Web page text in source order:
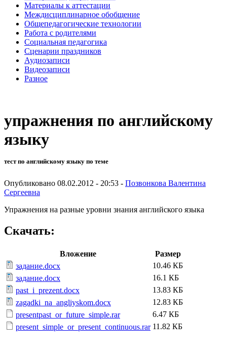
Материалы к аттестации
Междисциплинарное обобщение
Общепедагогические технологии
Работа с родителями
Социальная педагогика
Сценарии праздников
Аудиозаписи
Видеозаписи
Разное
упражнения по английскому
языку
тест по английскому языку по теме
Опубликовано 08.02.2012 - 20:53 - Позвонкова Валентина
Сергеевна
Упражнения на разные уровни знания английского языка
Скачать:
Вложение
Размер
задание.docx
10.46 КБ
задание.docx
16.1 КБ
past_i_prezent.docx
13.83 КБ
zagadki_na_angliyskom.docx
12.83 КБ
presentpast_or_future_simple.rar
6.47 КБ
present_simple_or_present_continuous.rar 11.82 КБ